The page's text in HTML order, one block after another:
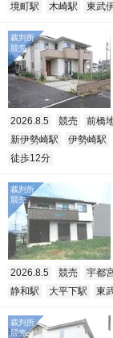
境町駅
木崎駅 東武
2026.8.5 競売 前橋
新伊勢崎駅
伊勢崎駅
徒歩12分
2026.8.5 競売 宇都
静和駅
大平下駅 東